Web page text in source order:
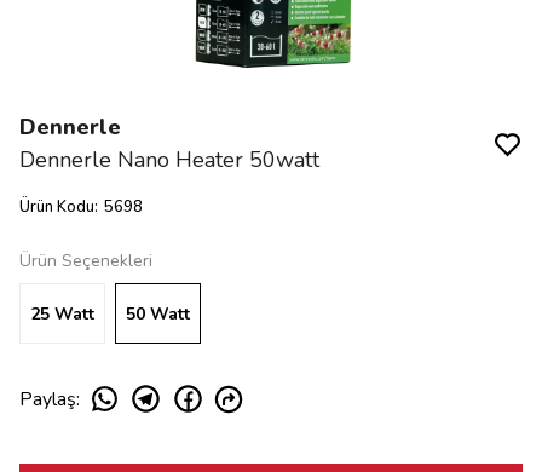
Dennerle
Dennerle Nano Heater 50watt
Ürün Kodu: 5698
Ürün Seçenekleri
25 Watt 50 Watt
Paylaş: